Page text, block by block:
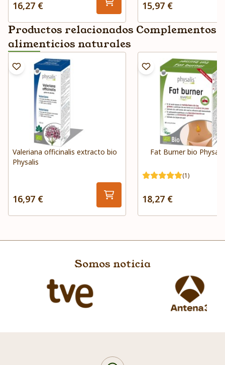
16,27 € 15,97 €
Productos relacionados Complementos
alimenticios naturales
Valeriana officinalis extracto bio
Physalis
16,97 €
Fat Burner bio
(1)
18,27 €
Somos noticia